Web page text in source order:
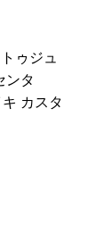
ゥジュ
ンタ
カスタ